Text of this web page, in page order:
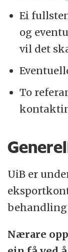
Ei
og
vil det
To
UiB er
Nærare